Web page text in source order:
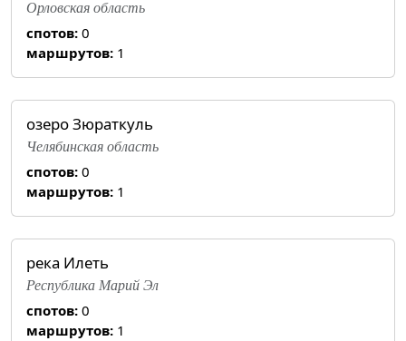
Орловская область
спотов: 0
маршрутов: 1
озеро Зюраткуль
Челябинская область
спотов: 0
маршрутов: 1
река Илеть
Республика Марий Эл
спотов: 0
маршрутов: 1